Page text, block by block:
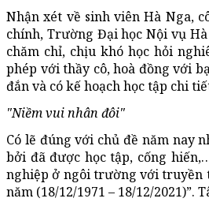
Nhận xét về sinh viên Hà Nga,
chính, Trường Đại học Nội vụ
chăm chỉ, chịu khó học hỏi
phép với thầy cô, hoà đồng với
đắn và có kế hoạch học tập chi
"Niềm vui nhân đôi"
Có lẽ đúng với chủ đề năm nay
bởi đã được học tập, cống
nghiệp ở ngôi trường với truyền
năm (18/12/1971 – 18/12/2021)”.